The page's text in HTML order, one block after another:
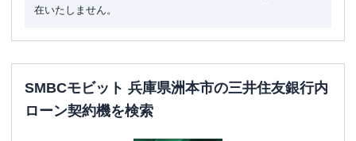
在いたしません。
SMBCモビット 兵庫県洲本市の三井住友銀行内
ローン契約機を検索